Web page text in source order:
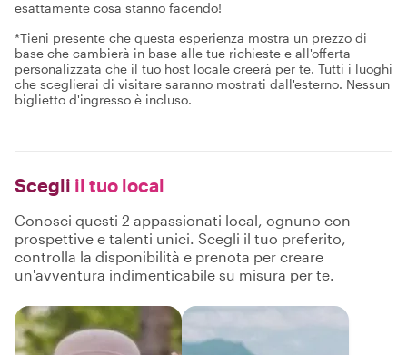
esattamente cosa stanno facendo!
*Tieni presente che questa esperienza mostra un prezzo di
base che cambierà in base alle tue richieste e all'offerta
personalizzata che il tuo host locale creerà per te. Tutti i luoghi
che sceglierai di visitare saranno mostrati dall'esterno. Nessun
biglietto d'ingresso è incluso.
Scegli il tuo local
Conosci questi 2 appassionati local, ognuno con
prospettive e talenti unici. Scegli il tuo preferito,
controlla la disponibilità e prenota per creare
un'avventura indimenticabile su misura per te.